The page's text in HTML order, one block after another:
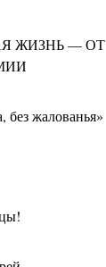
ЖИЗНЬ — ОТ
без жалованья»